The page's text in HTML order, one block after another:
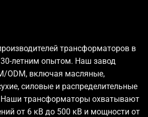
трансформаторов в
30-летним опытом. Наш завод
ODM, включая масляные,
силовые и распределительные
трансформаторы охватывают
от 6 кВ до 500 кВ и мощности от